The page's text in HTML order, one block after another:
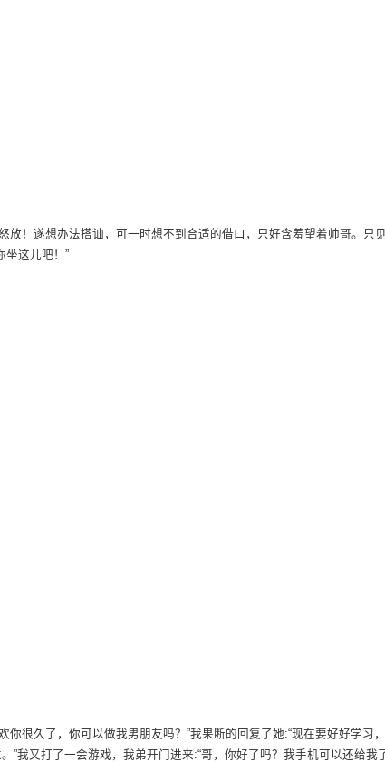
！遂想办法搭讪，可一时想不到合适的借口，只好含羞望着帅哥。只
起身来：“阿姨，那个，要不你坐这儿吧
很久了，你可以做我男朋友吗？”我果断的回复了她:“现在要好好学习
”我又打了一会游戏，我弟开门进来:“哥，你好了吗？我手机可以还给我